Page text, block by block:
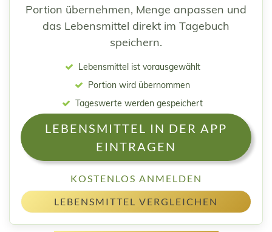
Portion übernehmen, Menge anpassen und
das Lebensmittel direkt im Tagebuch
speichern.
Lebensmittel ist vorausgewählt
Portion wird übernommen
Tageswerte werden gespeichert
LEBENSMITTEL IN DER APP
EINTRAGEN
KOSTENLOS ANMELDEN
LEBENSMITTEL VERGLEICHEN